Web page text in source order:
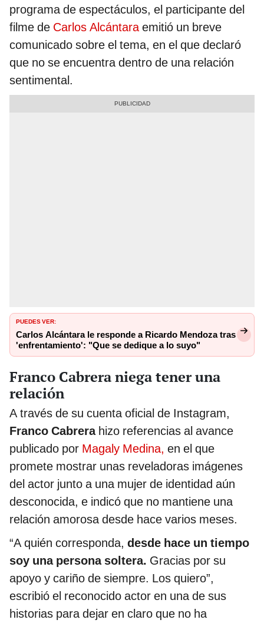
programa de espectáculos, el participante del
filme de Carlos Alcántaraemitió un breve
comunicado sobre el tema, en el que declaró
que no se encuentra dentro de una relación
sentimental.
PUEDES VER:
Carlos Alcántara le responde a Ricardo Mendoza tras
'enfrentamiento': "Que se dedique a lo suyo"
Franco Cabrera niega tener una
relación
A través de su cuenta oficial de Instagram,
Franco Cabrerahizo referencias al avance
publicado por Magaly Medina, en el que
promete mostrar unas reveladoras imágenes
del actor junto a una mujer de identidad aún
desconocida, e indicó que no mantiene una
relación amorosa desde hace varios meses.
“A quién corresponda, desde hace un tiempo
soy una persona soltera. Gracias por su
apoyo y cariño de siempre. Los quiero”,
escribió el reconocido actor en una de sus
historias para dejar en claro que no ha